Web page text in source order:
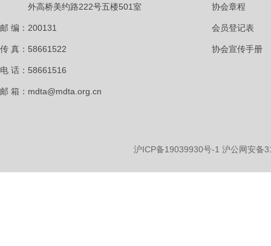
外高桥美约路222号五楼501室
邮 编：200131
传 真：58661522
电 话：58661516
邮 箱：mdta@mdta.org.cn
协会章程
会员登记表
协会宣传手册
沪ICP备19039930号-1 沪公网安备